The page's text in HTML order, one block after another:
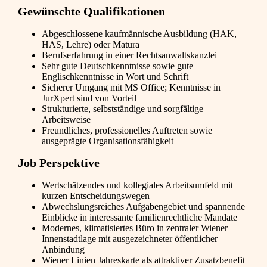
Gewünschte Qualifikationen
Abgeschlossene kaufmännische Ausbildung (HAK,
HAS, Lehre) oder Matura
Berufserfahrung in einer Rechtsanwaltskanzlei
Sehr gute Deutschkenntnisse sowie gute
Englischkenntnisse in Wort und Schrift
Sicherer Umgang mit MS Office; Kenntnisse in
JurXpert sind von Vorteil
Strukturierte, selbstständige und sorgfältige
Arbeitsweise
Freundliches, professionelles Auftreten sowie
ausgeprägte Organisationsfähigkeit
Job Perspektive
Wertschätzendes und kollegiales Arbeitsumfeld mit
kurzen Entscheidungswegen
Abwechslungsreiches Aufgabengebiet und spannende
Einblicke in interessante familienrechtliche Mandate
Modernes, klimatisiertes Büro in zentraler Wiener
Innenstadtlage mit ausgezeichneter öffentlicher
Anbindung
Wiener Linien Jahreskarte als attraktiver Zusatzbenefit